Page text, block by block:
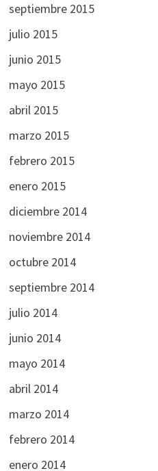
septiembre 2015
julio 2015
junio 2015
mayo 2015
abril 2015
marzo 2015
febrero 2015
enero 2015
diciembre 2014
noviembre 2014
octubre 2014
septiembre 2014
julio 2014
junio 2014
mayo 2014
abril 2014
marzo 2014
febrero 2014
enero 2014